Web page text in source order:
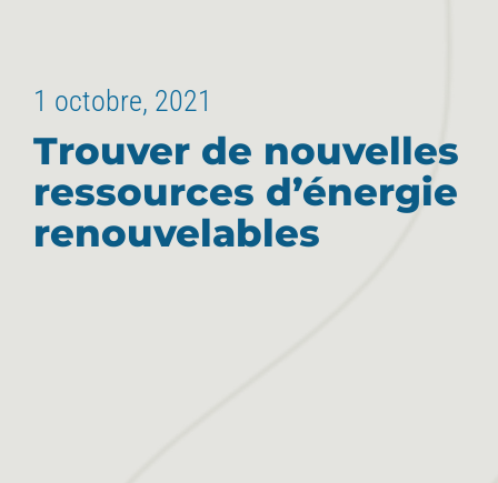
1 octobre, 2021
Trouver de nouvelles
ressources d’énergie
renouvelables